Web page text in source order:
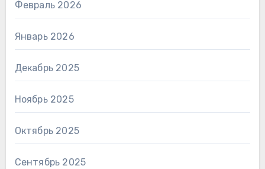
Февраль 2026
Январь 2026
Декабрь 2025
Ноябрь 2025
Октябрь 2025
Сентябрь 2025